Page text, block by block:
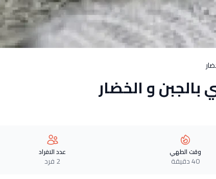
و الخضار
وقت الطهي
40 دقيقة
عدد الافراد
2 فرد